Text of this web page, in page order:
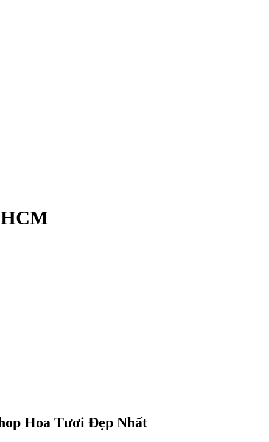
Hoa Tươi Đẹp Nhất